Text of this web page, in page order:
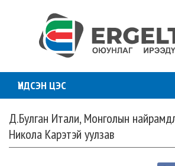
ҮНДСЭН ЦЭС
Д.Булган Итали, Монголын
Никола Карэтэй уулзав